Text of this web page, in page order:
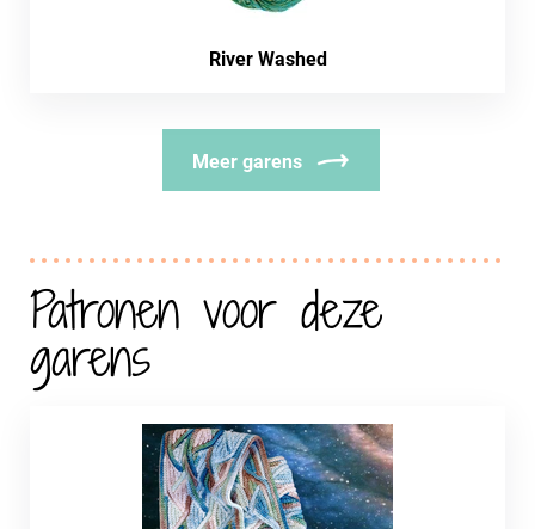
River Washed
Meer garens
Patronen voor deze
garens